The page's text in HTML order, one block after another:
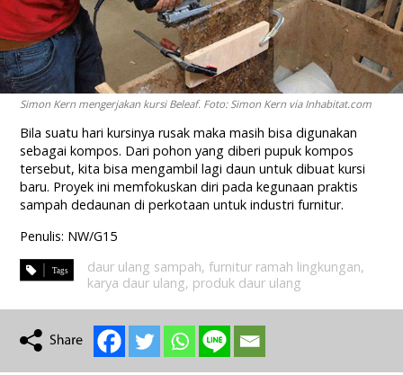
Simon Kern mengerjakan kursi Beleaf. Foto: Simon Kern via Inhabitat.com
Bila suatu hari kursinya rusak maka masih bisa digunakan
sebagai kompos. Dari pohon yang diberi pupuk kompos
tersebut, kita bisa mengambil lagi daun untuk dibuat kursi
baru. Proyek ini memfokuskan diri pada kegunaan praktis
sampah dedaunan di perkotaan untuk industri furnitur.
Penulis: NW/G15
daur ulang sampah,furnitur ramah lingkungan,
karya daur ulang, produk daur ulang